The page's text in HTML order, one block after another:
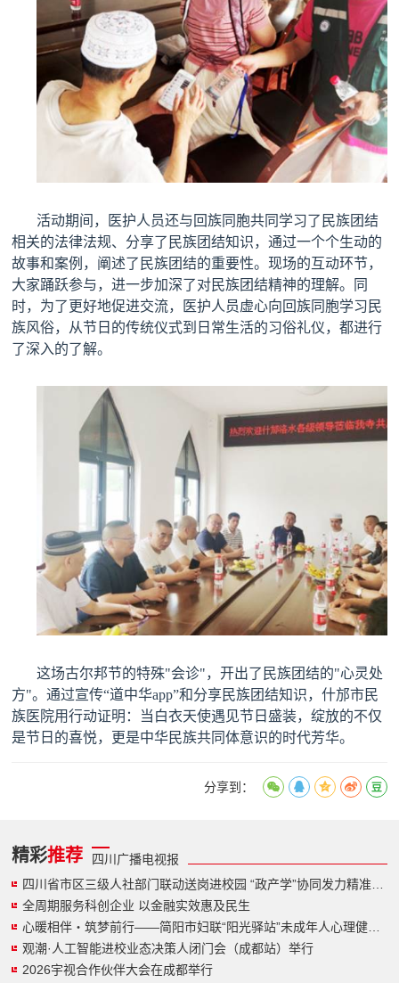
活动期间，医护人员还与回族同胞共同学习了民族团结
相关的法律法规、分享了民族团结知识，通过一个个生动的
故事和案例，阐述了民族团结的重要性。现场的互动环节，
大家踊跃参与，进一步加深了对民族团结精神的理解。同
时，为了更好地促进交流，医护人员虚心向回族同胞学习民
族风俗，从节日的传统仪式到日常生活的习俗礼仪，都进行
了深入的了解。
这场古尔邦节的特殊"会诊"，开出了民族团结的"心灵处
方"。通过宣传“道中华app”和分享民族团结知识，什邡市民
族医院用行动证明：当白衣天使遇见节日盛装，绽放的不仅
是节日的喜悦，更是中华民族共同体意识的时代芳华。
分享到：
精彩推荐
四川广播电视报
全周期服务科创企业 以金融实效惠及民生
观潮·人工智能进校业态决策人闭门会（成都站）举行
2026宇视合作伙伴大会在成都举行